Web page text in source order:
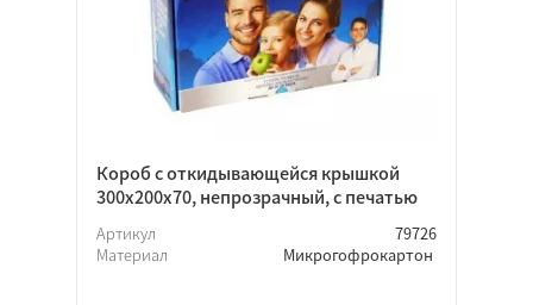
Короб с откидывающейся крышкой
300х200х70, непрозрачный, с печатью
Артикул
79726
Материал
Микрогофрокартон